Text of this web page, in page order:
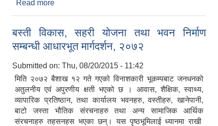
Read more
बस्ती विकास, सहरी योजना तथा भवन निर्माण
सम्बन्धी आधारभूत मार्गदर्शन, २०७२
Submitted on: Thu, 08/20/2015 - 11:42
मिति २०७२ बैशाख १२ गते गएको विनाशकारी भूकम्पबाट जनधनको
अतुलनीय एवं अपुरणीय क्षती भएको छ । आवास, शैक्षिक, स्वाथ्य,
व्यापारिक प्रतिष्ठान, तथा कार्यालय भवनहरु, वस्तीहरु, खानेपानी,
बाटो जस्ता भौतिक संरचनाहरु तथा अन्य सामाजिक ‍आर्थिक
संरचनाहरु तहसनहस भएका छन्। यस पृष्ठभूमिलाई ध्यानमा राखी